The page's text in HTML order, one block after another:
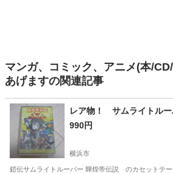
マンガ、コミック、アニメ(本/
あげますの関連記事
レア物！ サムライトル
990円
横浜市
鎧伝サムライトルーパー 輝煌帝伝説 のカセットテ